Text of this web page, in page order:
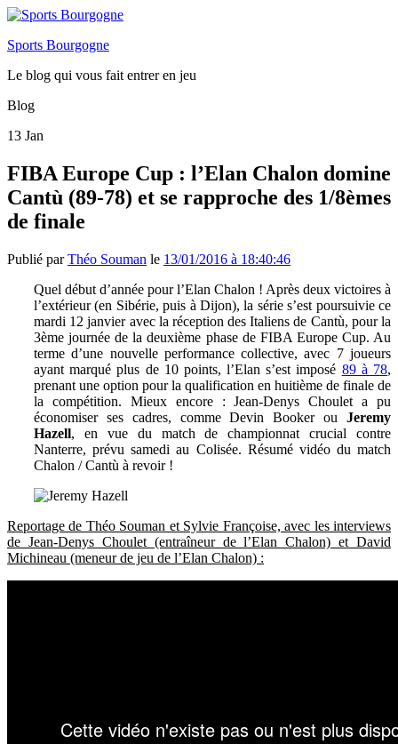
Sports Bourgogne
Le blog qui vous fait entrer en jeu
Blog
13 Jan
FIBA Europe Cup : l’Elan Chalon domine
Cantù (89-78) et se rapproche des 1/8èmes
de finale
Publié parThéo Souman le 13/01/2016 à 18:40:46
Quel début d’année pour l’Elan Chalon ! Après deux victoires à
l’extérieur (en Sibérie, puis à Dijon), la série s’est poursuivie ce
mardi 12 janvier avec la réception des Italiens de Cantù, pour la
3ème journée de la deuxième phase de FIBA Europe Cup. Au
terme d’une nouvelle performance collective, avec 7 joueurs
ayant marqué plus de 10 points, l’Elan s’est imposé 89 à 78,
prenant une option pour la qualification en huitième de finale de
la compétition. Mieux encore : Jean-Denys Choulet a pu
économiser ses cadres, comme Devin Booker ou Jeremy
Hazell, en vue du match de championnat crucial contre
Nanterre, prévu samedi au Colisée. Résumé vidéo du match
Chalon / Cantù à revoir !
Reportage de Théo Souman et Sylvie Françoise, avec les interviews
de Jean-Denys Choulet (entraîneur de l’Elan Chalon) et David
Michineau (meneur de jeu de l’Elan Chalon) :